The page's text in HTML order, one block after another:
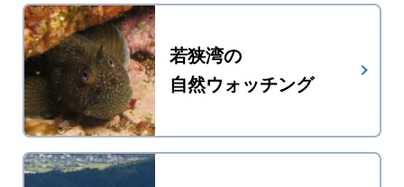
若狭湾の
自然ウォッチング